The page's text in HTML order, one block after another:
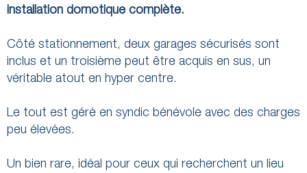
installation domotique complète.
Côté stationnement, deux garages sécurisés sont
inclus et un troisième peut être acquis en sus, un
véritable atout en hyper centre.
Le tout est géré en syndic bénévole avec des charges
peu élevées.
Un bien rare, idéal pour ceux qui recherchent un lieu